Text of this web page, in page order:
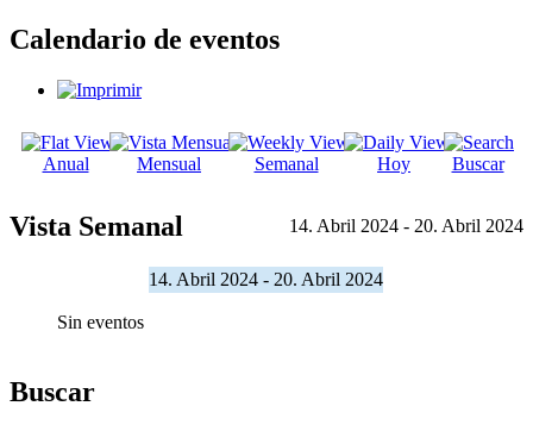
Calendario de eventos
Anual Mensual Semanal Hoy Buscar
Vista Semanal 14. Abril 2024 - 20. Abril 2024
14. Abril 2024 - 20. Abril 2024
Sin eventos
Buscar